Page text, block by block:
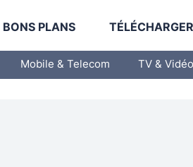
BONS PLANS
Mobile & Telecom TV & Vidéo